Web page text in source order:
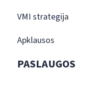
VMI strategija
Apklausos
PASLAUGOS